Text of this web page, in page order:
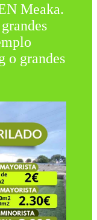
Meaka.
o grandes